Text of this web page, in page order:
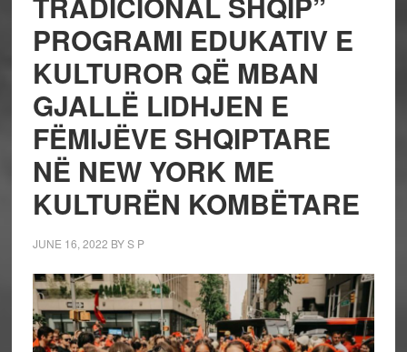
PROGRAMI EDUKATIV E
KULTUROR QË MBAN
GJALLË LIDHJEN E
FËMIJËVE SHQIPTARE
NË NEW YORK ME
KULTURËN KOMBËTARE
JUNE 16, 2022 BYS P